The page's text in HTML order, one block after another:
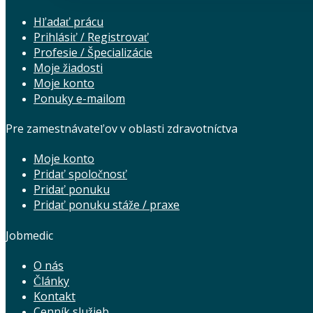
Hľadať prácu
Prihlásiť / Registrovať
Profesie / Špecializácie
Moje žiadosti
Moje konto
Ponuky e-mailom
Pre zamestnávateľov v oblasti zdravotníctva
Moje konto
Pridať spoločnosť
Pridať ponuku
Pridať ponuku stáže / praxe
Jobmedic
O nás
Články
Kontakt